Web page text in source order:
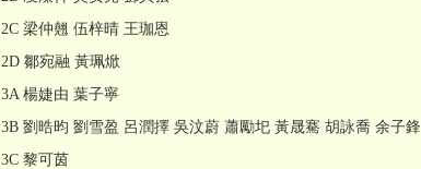
2C 梁仲翹 伍梓晴 王珈恩
2D 鄒宛融 黃珮焮
3A 楊婕由 葉子寧
3B 劉晧昀 劉雪盈 呂潤擇 吳汶蔚 蕭勵圯 黃晟騫 胡詠喬 余子鋒
3C 黎可茵